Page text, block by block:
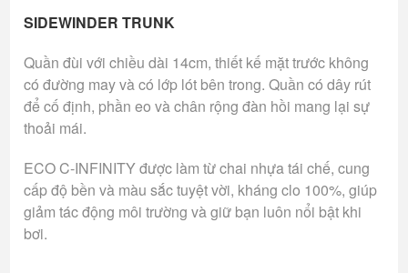
SIDEWINDER TRUNK
Quần đùi với chiều dài 14cm, thiết kế mặt trước không
có đường may và có lớp lót bên trong. Quần có dây rút
để cố định, phần eo và chân rộng đàn hồi mang lại sự
thoải mái.
ECO C-INFINITY được làm từ chai nhựa tái chế, cung
cấp độ bền và màu sắc tuyệt vời, kháng clo 100%, giúp
giảm tác động môi trường và giữ bạn luôn nổi bật khi
bơi.